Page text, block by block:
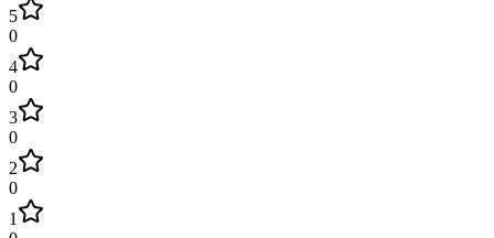
5
0
4
0
3
0
2
0
1